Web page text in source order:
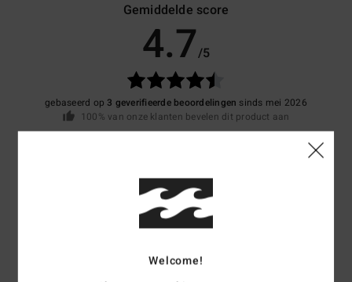
Gemiddelde score
4.7/5
gebaseerd op 3 geverifieerde beoordelingen sinds mei 2026
100% van onze klanten bevelen dit product aan
Welcome!